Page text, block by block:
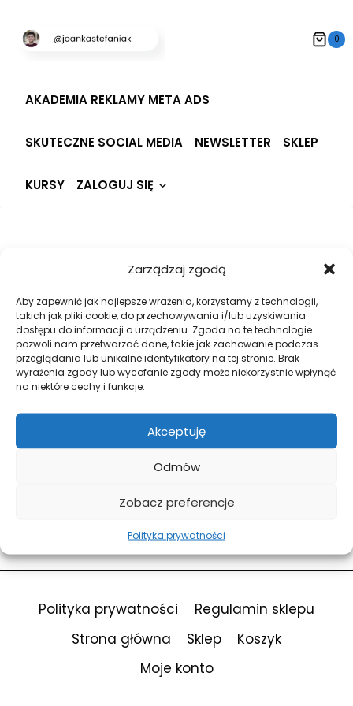
Zarządzaj zgodą
Aby zapewnić jak najlepsze wrażenia, korzystamy z technologii,
takich jak pliki cookie, do przechowywania i/lub uzyskiwania
dostępu do informacji o urządzeniu. Zgoda na te technologie
pozwoli nam przetwarzać dane, takie jak zachowanie podczas
przeglądania lub unikalne identyfikatory na tej stronie. Brak
wyrażenia zgody lub wycofanie zgody może niekorzystnie wpłynąć
na niektóre cechy i funkcje.
Akceptuję
Odmów
Zobacz preferencje
Polityka prywatności
treści
0
AKADEMIA REKLAMY META ADS
SKUTECZNE SOCIAL MEDIA NEWSLETTER SKLEP
KURSY ZALOGUJ SIĘ
Hi, Welcome back!
Keep me signed in Forgot Password?
Sign In
Polityka prywatności
Regulamin sklepu
Strona główna
Sklep
Koszyk
Moje konto